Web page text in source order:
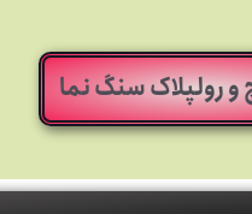
رولپلاک سنگ نما